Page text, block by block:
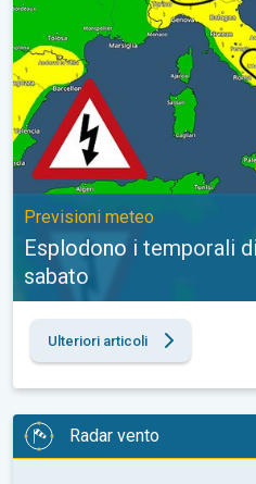
Previsioni meteo
Esplodono i temporali
sabato
Ulteriori articoli
Radar vento